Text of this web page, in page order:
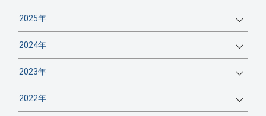
2025年
2024年
2023年
2022年